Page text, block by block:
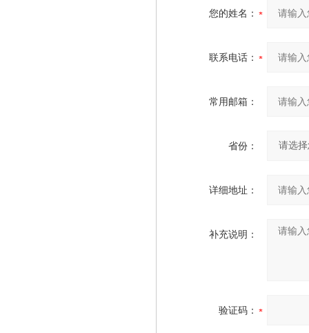
您的姓名：
联系电话：
常用邮箱：
省份：
详细地址：
补充说明：
验证码：